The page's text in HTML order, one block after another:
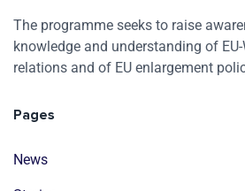
The programme seeks to raise
knowledge and understanding of
relations and of EU enlargement
Pages
News